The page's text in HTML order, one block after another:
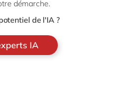
démarche.
de l'IA ?
IA